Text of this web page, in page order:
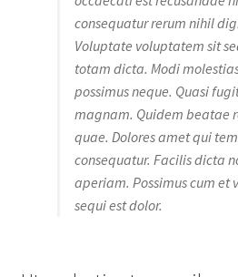
consequatur rerum nihil
Voluptate voluptatem sit
totam dicta. Modi
possimus neque. Quasi
magnam. Quidem beatae
quae. Dolores amet qui
consequatur. Facilis dicta
aperiam. Possimus cum et
sequi est dolor.